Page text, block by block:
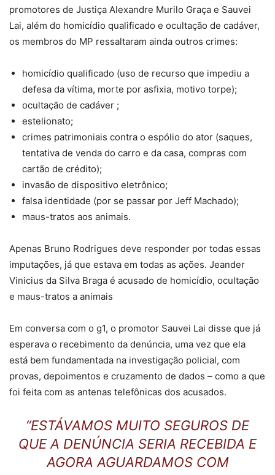
promotores de Justiça Alexandre Murilo Graça e Sauvei
Lai, além do homicídio qualificado e ocultação de cadáver,
os membros do MP ressaltaram ainda outros crimes:
homicídio qualificado (uso de recurso que impediu a
defesa da vítima, morte por asfixia, motivo torpe);
ocultação de cadáver ;
estelionato;
crimes patrimoniais contra o espólio do ator (saques,
tentativa de venda do carro e da casa, compras com
cartão de crédito);
invasão de dispositivo eletrônico;
falsa identidade (por se passar por Jeff Machado);
maus-tratos aos animais.
Apenas Bruno Rodrigues deve responder por todas essas
imputações, já que estava em todas as ações. Jeander
Vinicius da Silva Braga é acusado de homicídio, ocultação
e maus-tratos a animais
Em conversa com o g1, o promotor Sauvei Lai disse que já
esperava o recebimento da denúncia, uma vez que ela
está bem fundamentada na investigação policial, com
provas, depoimentos e cruzamento de dados – como a que
foi feita com as antenas telefônicas dos acusados.
“ESTÁVAMOS MUITO SEGUROS DE
QUE A DENÚNCIA SERIA RECEBIDA E
AGORA AGUARDAMOS COM